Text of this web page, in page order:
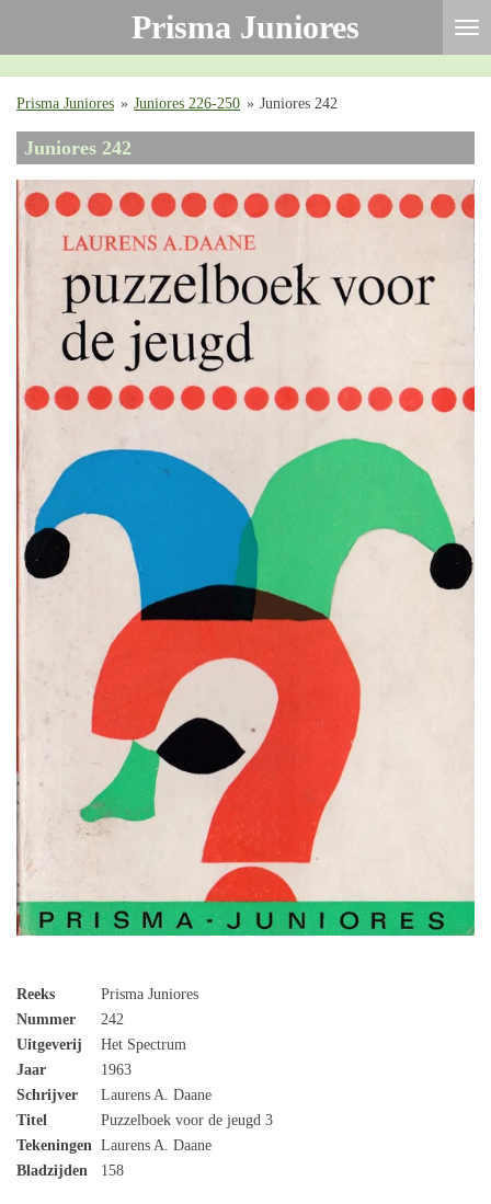
de
Prisma Juniores
Prisma Juniores » Juniores 226-250 » Juniores 242
Juniores 242
Reeks
Prisma Juniores
Nummer
242
Uitgeverij
Het Spectrum
Jaar
1963
Schrijver
Laurens A. Daane
Titel
Puzzelboek voor de jeugd 3
Tekeningen Laurens A. Daane
Bladzijden
158